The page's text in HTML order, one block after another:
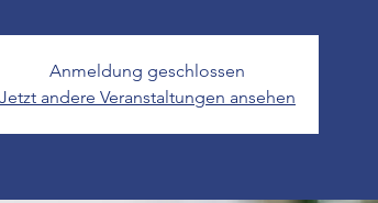
Anmeldung geschlossen
Jetzt andere Veranstaltungen ansehen